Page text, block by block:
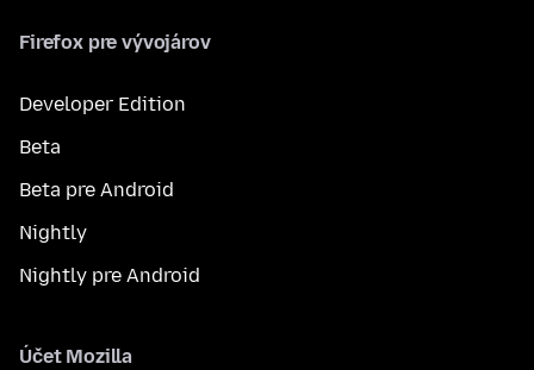
Firefox pre vývojárov
Developer Edition
Beta
Beta pre Android
Nightly
Nightly pre Android
Účet Mozilla